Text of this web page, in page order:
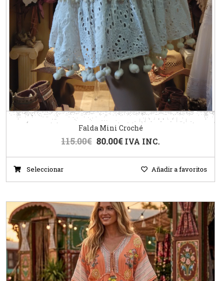
Falda Mini Croché
115.00€ 80.00€ IVA INC.
Seleccionar Añadir a favoritos